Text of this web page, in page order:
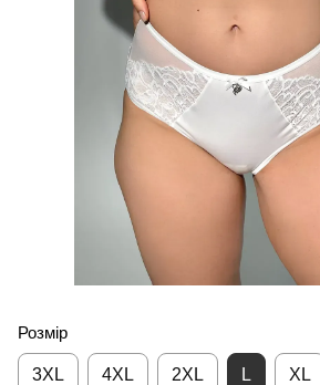
Розмір
3XL 4XL 2XL L XL